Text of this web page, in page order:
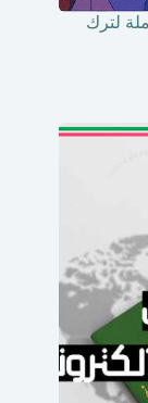
لترك